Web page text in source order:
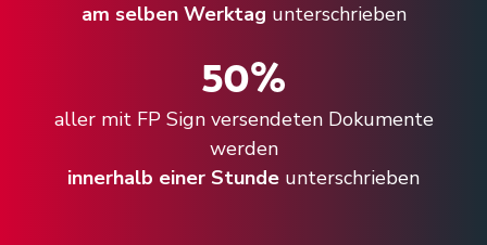
am selben Werktag unterschrieben
50%
aller mit FP Sign versendeten Dokumente
werden
innerhalb einer Stunde unterschrieben